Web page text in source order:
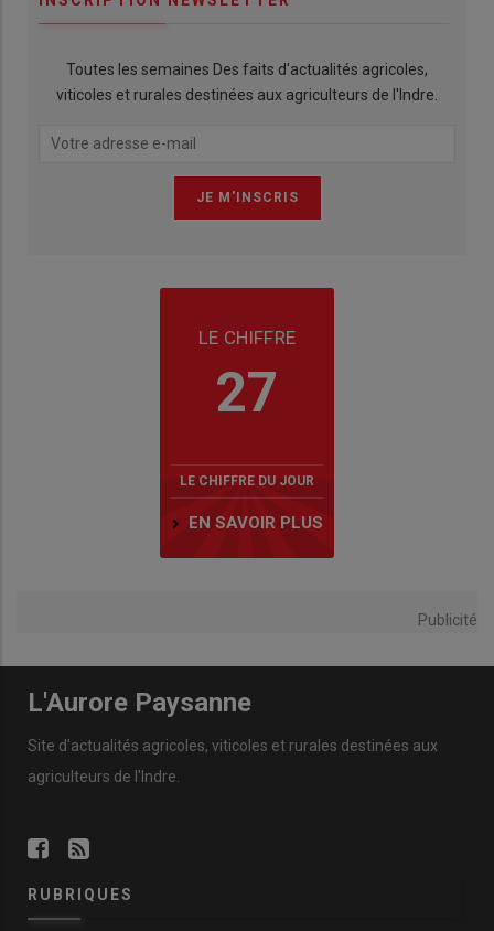
Toutes les semaines Des faits d'actualités agricoles,
viticoles et rurales destinées aux agriculteurs de l'Indre.
LE CHIFFRE
27
LE CHIFFRE DU JOUR
EN SAVOIR PLUS
Publicité
L'Aurore Paysanne
Site d'actualités agricoles, viticoles et rurales destinées aux
agriculteurs de l'Indre.
RUBRIQUES